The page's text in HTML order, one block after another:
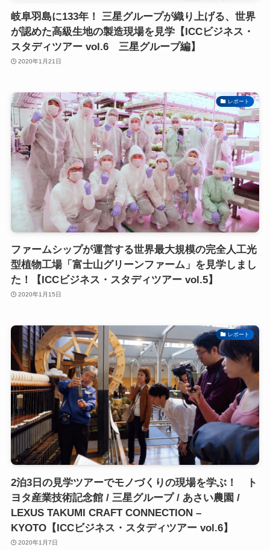
岐阜羽島に133年！ 三星グループが織り上げる、世界
が認めた高級生地の製造現場を見学【ICCビジネス・
スタディツアー vol.6 三星グループ編】
2020年1月21日
レポート
ファームシップが運営する世界最大規模の完全人工光
型植物工場「富士山グリーンファーム」を見学しまし
た！【ICCビジネス・スタディツアー vol.5】
2020年1月15日
レポート
2泊3日の見学ツアーでモノづくりの現場を学ぶ！ ト
ヨタ産業技術記念館 / 三星グループ / あさい農園 /
LEXUS TAKUMI CRAFT CONNECTION –
KYOTO【ICCビジネス・スタディツアー vol.6】
2020年1月7日